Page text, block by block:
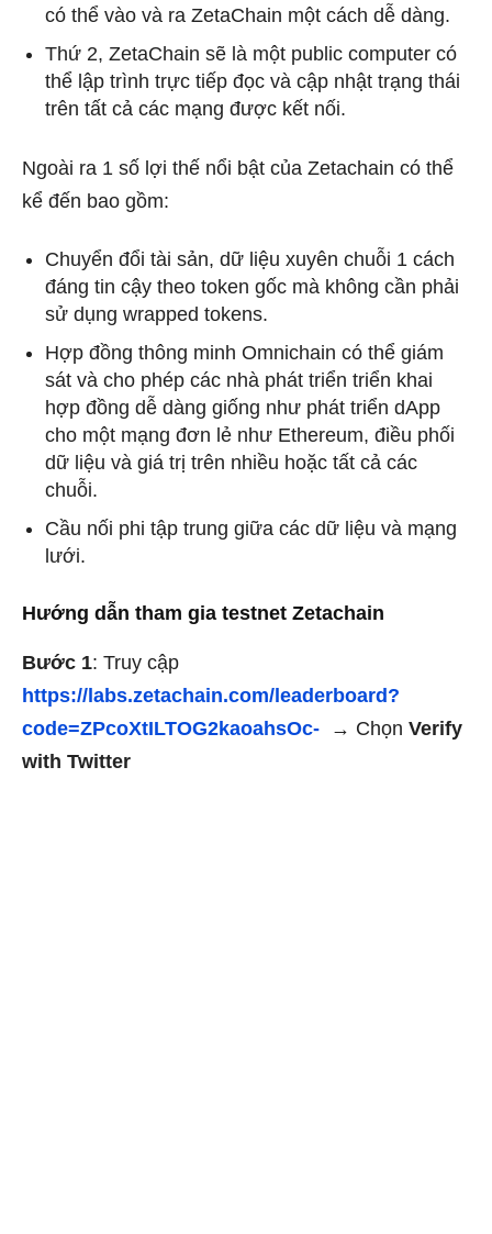
có thể vào và ra ZetaChain một cách dễ dàng.
Thứ 2, ZetaChain sẽ là một public computer có
thể lập trình trực tiếp đọc và cập nhật trạng thái
trên tất cả các mạng được kết nối.
Ngoài ra 1 số lợi thế nổi bật của Zetachain có thể
kể đến bao gồm:
Chuyển đổi tài sản, dữ liệu xuyên chuỗi 1 cách
đáng tin cậy theo token gốc mà không cần phải
sử dụng wrapped tokens.
Hợp đồng thông minh Omnichain có thể giám
sát và cho phép các nhà phát triển triển khai
hợp đồng dễ dàng giống như phát triển dApp
cho một mạng đơn lẻ như Ethereum, điều phối
dữ liệu và giá trị trên nhiều hoặc tất cả các
chuỗi.
Cầu nối phi tập trung giữa các dữ liệu và mạng
lưới.
Hướng dẫn tham gia testnet Zetachain
Bước 1: Truy cập
https://labs.zetachain.com/leaderboard?
code=ZPcoXtILTOG2kaoahsOc- → Chọn Verify
with Twitter